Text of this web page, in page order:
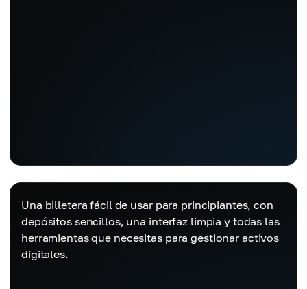
Una billetera fácil de usar para principiantes, con
depósitos sencillos, una interfaz limpia y todas las
herramientas que necesitas para gestionar activos
digitales.